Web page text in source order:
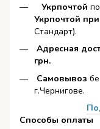
Укрпочтой
Укрпочтой при
Стандарт).
Адресная
грн.
Самовывоз
г.Чернигове.
Способы оплаты